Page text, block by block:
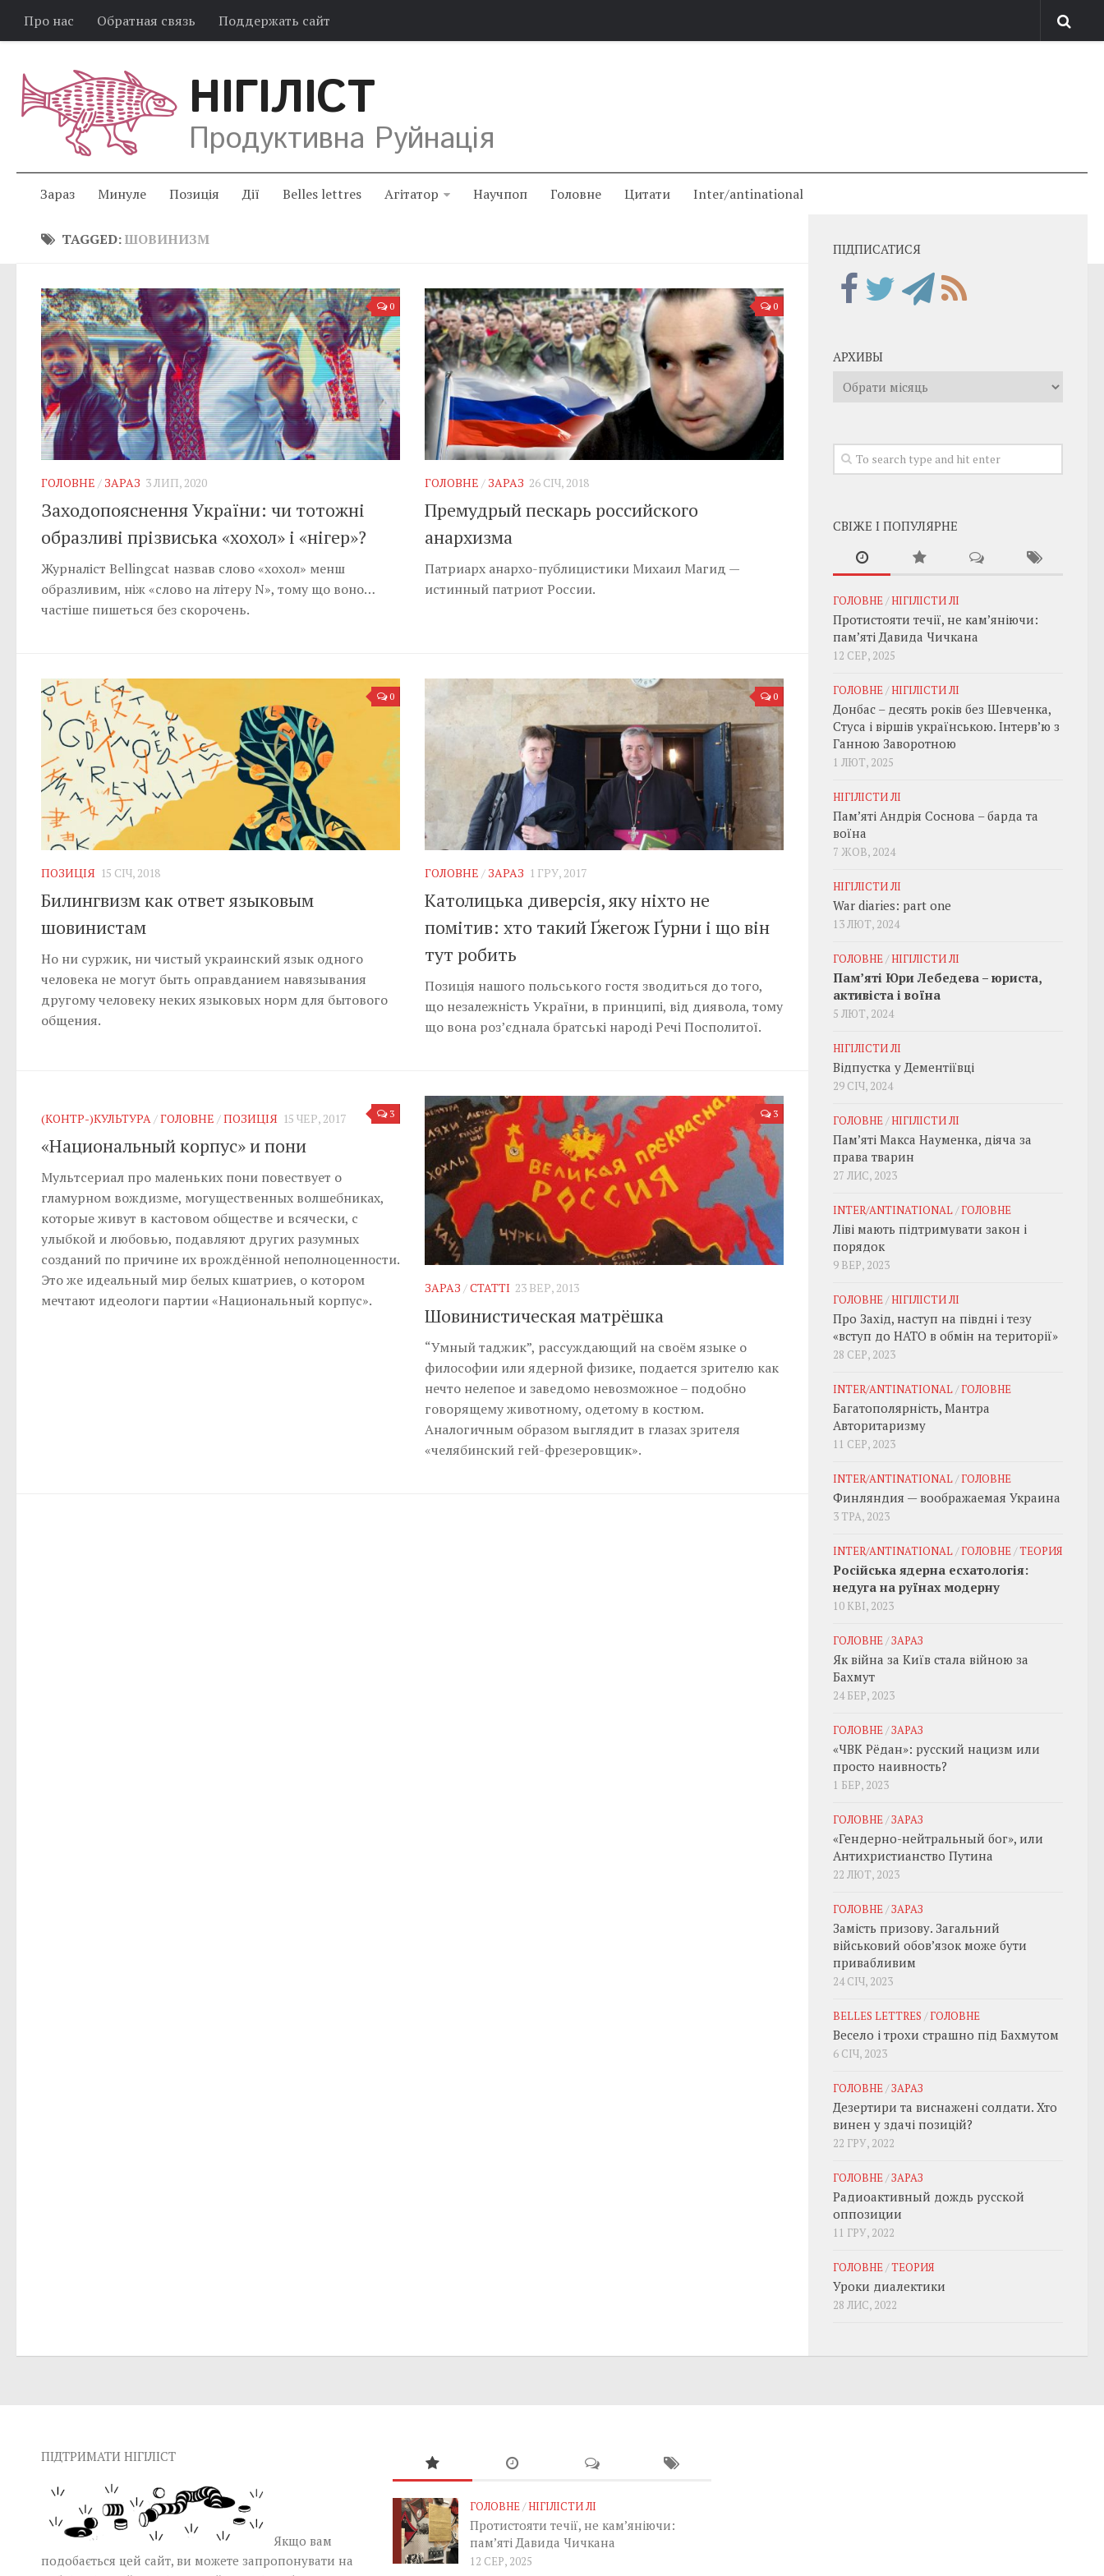
Про нас Обратная связь Поддержать сайт
НІГІЛІСТ
Продуктивна Руйнація
Зараз Минуле Позиція Дії Belles lettres Агітатор Научпоп Головне Цитати Inter/antinational
TAGGED:ШОВИНИЗМ
0
ГОЛОВНЕ / ЗАРАЗ 3 ЛИП, 2020
Заходопояснення України: чи тотожні
образливі прізвиська «хохол» і «нігер»?
Журналіст Bellingcat назвав слово «хохол» менш
образливим, ніж «слово на літеру N», тому що воно…
частіше пишеться без скорочень.
0
ГОЛОВНЕ / ЗАРАЗ 26 СІЧ, 2018
Премудрый пескарь российского
анархизма
Патриарх анархо-публицистики Михаил Магид —
истинный патриот России.
0
ПОЗИЦІЯ 15 СІЧ, 2018
Билингвизм как ответ языковым
шовинистам
Но ни суржик, ни чистый украинский язык одного
человека не могут быть оправданием навязывания
другому человеку неких языковых норм для бытового
общения.
0
ГОЛОВНЕ / ЗАРАЗ 1 ГРУ, 2017
Католицька диверсія, яку ніхто не
помітив: хто такий Ґжегож Ґурни і що він
тут робить
Позиція нашого польського гостя зводиться до того,
що незалежність України, в принципі, від диявола, тому
що вона роз’єднала братські народі Речі Посполитої.
3
(КОНТР-)КУЛЬТУРА/ГОЛОВНЕ /ПОЗИЦІЯ 15 ЧЕР, 2017
«Национальный корпус» и пони
Мультсериал про маленьких пони повествует о
гламурном вождизме, могущественных волшебниках,
которые живут в кастовом обществе и всячески, с
улыбкой и любовью, подавляют других разумных
созданий по причине их врождённой неполноценности.
Это же идеальный мир белых кшатриев, о котором
мечтают идеологи партии «Национальный корпус».
3
ЗАРАЗ /СТАТТІ 23 ВЕР, 2013
Шовинистическая матрёшка
“Умный таджик”, рассуждающий на своём языке о
философии или ядерной физике, подается зрителю как
нечто нелепое и заведомо невозможное – подобно
говорящему животному, одетому в костюм.
Аналогичным образом выглядит в глазах зрителя
«челябинский гей-фрезеровщик».
ПІДПИСАТИСЯ
АРХИВЫ
Архивы
СВІЖЕ І ПОПУЛЯРНЕ
ГОЛОВНЕ/НІГІЛІСТИ ЛІ
Протистояти течії, не кам’яніючи:
пам’яті Давида Чичкана
12 СЕР, 2025
ГОЛОВНЕ/НІГІЛІСТИ ЛІ
Донбас – десять років без Шевченка,
Стуса і віршів українською. Інтерв’ю з
Ганною Заворотною
1 ЛЮТ, 2025
НІГІЛІСТИ ЛІ
Пам’яті Андрія Соснова – барда та
воїна
7 ЖОВ, 2024
НІГІЛІСТИ ЛІ
War diaries: part one
13 ЛЮТ, 2024
ГОЛОВНЕ/НІГІЛІСТИ ЛІ
Пам’яті Юри Лебедева – юриста,
активіста і воїна
5 ЛЮТ, 2024
НІГІЛІСТИ ЛІ
Відпустка у Дементіївці
29 СІЧ, 2024
ГОЛОВНЕ/НІГІЛІСТИ ЛІ
Пам’яті Макса Науменка, діяча за
права тварин
27 ЛИС, 2023
INTER/ANTINATIONAL/ГОЛОВНЕ
Ліві мають підтримувати закон і
порядок
9 ВЕР, 2023
ГОЛОВНЕ/НІГІЛІСТИ ЛІ
Про Захід, наступ на півдні і тезу
«вступ до НАТО в обмін на території»
28 СЕР, 2023
INTER/ANTINATIONAL/ГОЛОВНЕ
Багатополярність, Мантра
Авторитаризму
11 СЕР, 2023
INTER/ANTINATIONAL/ГОЛОВНЕ
Финляндия — воображаемая Украина
3 ТРА, 2023
INTER/ANTINATIONAL/ГОЛОВНЕ/ТЕОРИЯ
Російська ядерна есхатологія:
недуга на руїнах модерну
10 КВІ, 2023
ГОЛОВНЕ/ЗАРАЗ
Як війна за Київ стала війною за
Бахмут
24 БЕР, 2023
ГОЛОВНЕ/ЗАРАЗ
«ЧВК Рёдан»: русский нацизм или
просто наивность?
1 БЕР, 2023
ГОЛОВНЕ/ЗАРАЗ
«Гендерно-нейтральный бог», или
Антихристианство Путина
22 ЛЮТ, 2023
ГОЛОВНЕ/ЗАРАЗ
Замість призову. Загальний
військовий обовʼязок може бути
привабливим
24 СІЧ, 2023
BELLES LETTRES /ГОЛОВНЕ
Весело і трохи страшно під Бахмутом
6 СІЧ, 2023
ГОЛОВНЕ/ЗАРАЗ
Дезертири та виснажені солдати. Хто
винен у здачі позицій?
22 ГРУ, 2022
ГОЛОВНЕ/ЗАРАЗ
Радиоактивный дождь русской
оппозиции
11 ГРУ, 2022
ГОЛОВНЕ/ТЕОРИЯ
Уроки диалектики
28 ЛИС, 2022
ПІДТРИМАТИ НІГІЛІСТ
Якщо вам
подобається цей сайт, ви можете запропонувати на
ГОЛОВНЕ/НІГІЛІСТИ ЛІ
Протистояти течії, не кам’яніючи:
пам’яті Давида Чичкана
12 СЕР, 2025